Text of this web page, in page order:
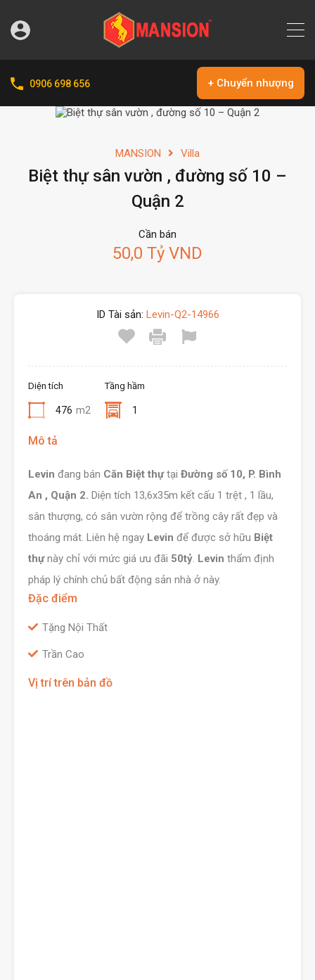
0906 698 656 + Chuyển nhượng
MANSION Villa
Biệt thự sân vườn , đường số 10 –
Quận 2
Cần bán
50,0 Tỷ VND
ID Tài sản: Levin-Q2-14966
Diện tích
476 m2
Tầng hầm
1
Mô tả
Levin đang bán Căn Biệt thựtại Đường số 10, P. Bình
An , Quận 2. Diện tích 13,6x35m kết cấu 1 trệt , 1 lầu,
sân thượng, có sân vườn rộng để trồng cây rất đẹp và
thoáng mát. Liên hệ ngay Levin để được sở hữu Biệt
thựnày chỉ với mức giá ưu đãi 50tỷ. Levin thẩm định
pháp lý chính chủ bất động sản nhà ở này.
Đặc điểm
Tặng Nội Thất
Trần Cao
Vị trí trên bản đồ